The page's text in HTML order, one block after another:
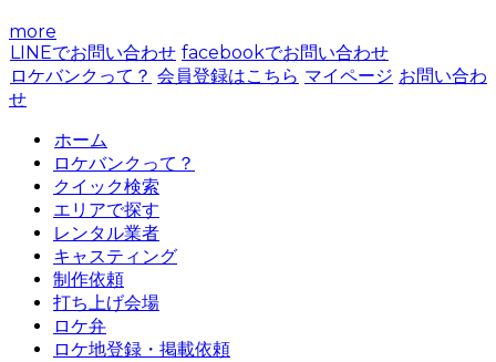
more
LINEでお問い合わせ facebookでお問い合わせ
ロケバンクって？ 会員登録はこちら マイページ お問い合わ
せ
ホーム
ロケバンクって？
クイック検索
エリアで探す
レンタル業者
キャスティング
制作依頼
打ち上げ会場
ロケ弁
ロケ地登録・掲載依頼